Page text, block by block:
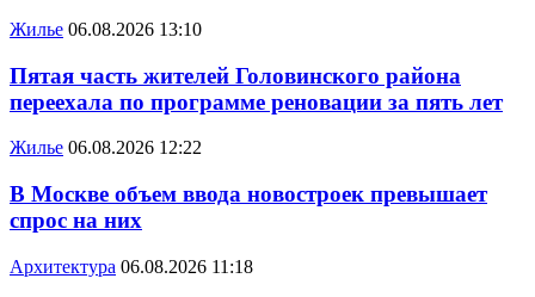
Жилье 06.08.2026 13:10
Пятая часть жителей Головинского района
переехала по программе реновации за пять лет
Жилье 06.08.2026 12:22
В Москве объем ввода новостроек превышает
спрос на них
Архитектура 06.08.2026 11:18